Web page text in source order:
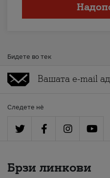
Бидете во тек
Следете нè
Брзи линкови